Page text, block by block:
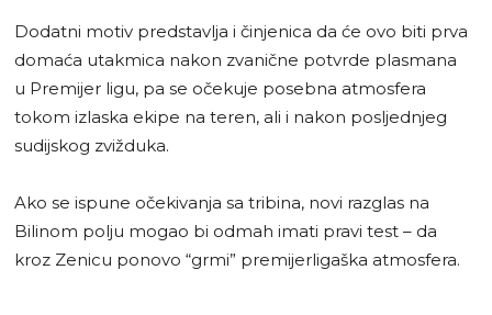
Dodatni motiv predstavlja i činjenica da će ovo biti prva
domaća utakmica nakon zvanične potvrde plasmana
u Premijer ligu, pa se očekuje posebna atmosfera
tokom izlaska ekipe na teren, ali i nakon posljednjeg
sudijskog zvižduka.
Ako se ispune očekivanja sa tribina, novi razglas na
Bilinom polju mogao bi odmah imati pravi test – da
kroz Zenicu ponovo “grmi” premijerligaška atmosfera.